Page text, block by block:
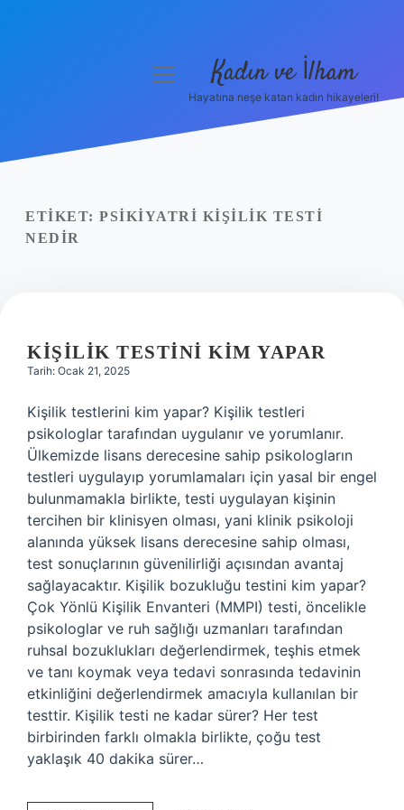
Yasal Uyarı
menüyü
Kadın ve İlham
Hayatına neşe katan kadın hikayeleri!
ETIKET: PSIKIYATRI KIŞILIK TESTI
NEDIR
KIŞILIK TESTINI KIM YAPAR
Tarih: Ocak 21, 2025
Kişilik testlerini kim yapar? Kişilik testleri
psikologlar tarafından uygulanır ve yorumlanır.
Ülkemizde lisans derecesine sahip psikologların
testleri uygulayıp yorumlamaları için yasal bir engel
bulunmamakla birlikte, testi uygulayan kişinin
tercihen bir klinisyen olması, yani klinik psikoloji
alanında yüksek lisans derecesine sahip olması,
test sonuçlarının güvenilirliği açısından avantaj
sağlayacaktır. Kişilik bozukluğu testini kim yapar?
Çok Yönlü Kişilik Envanteri (MMPI) testi, öncelikle
psikologlar ve ruh sağlığı uzmanları tarafından
ruhsal bozuklukları değerlendirmek, teşhis etmek
ve tanı koymak veya tedavi sonrasında tedavinin
etkinliğini değerlendirmek amacıyla kullanılan bir
testtir. Kişilik testi ne kadar sürer? Her test
birbirinden farklı olmakla birlikte, çoğu test
yaklaşık 40 dakika sürer…